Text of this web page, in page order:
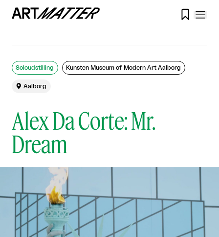

Alex Da Corte: Mr.
Dream
Soloudstilling Kunsten Museum of Modern Art Aalborg
 Aalborg